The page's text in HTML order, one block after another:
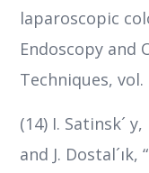
laparoscopic
Endoscopy and
Techniques, vol.
(14) I. Satinsk´
and J.